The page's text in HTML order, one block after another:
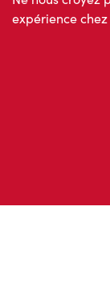
Ne nous croyez
expérience